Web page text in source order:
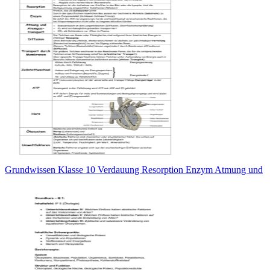
Grundwissen Klasse 10 Verdauung Resorption Enzym Atmung und